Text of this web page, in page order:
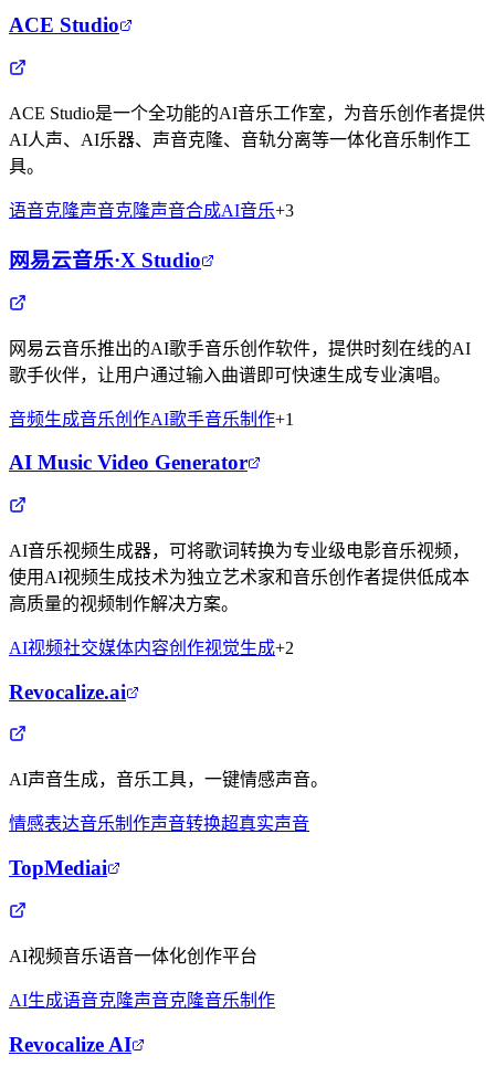
ACE Studio
ACE Studio是一个全功能的AI音乐工作室，为音乐创作者提供
AI人声、AI乐器、声音克隆、音轨分离等一体化音乐制作工
具。
语音克隆声音克隆声音合成AI音乐+3
网易云音乐·X Studio
网易云音乐推出的AI歌手音乐创作软件，提供时刻在线的AI
歌手伙伴，让用户通过输入曲谱即可快速生成专业演唱。
音频生成音乐创作AI歌手音乐制作+1
AI Music Video Generator
AI音乐视频生成器，可将歌词转换为专业级电影音乐视频，
使用AI视频生成技术为独立艺术家和音乐创作者提供低成本
高质量的视频制作解决方案。
AI视频社交媒体内容创作视觉生成+2
Revocalize.ai
AI声音生成，音乐工具，一键情感声音。
情感表达音乐制作声音转换超真实声音
TopMediai
AI视频音乐语音一体化创作平台
AI生成语音克隆声音克隆音乐制作
Revocalize AI